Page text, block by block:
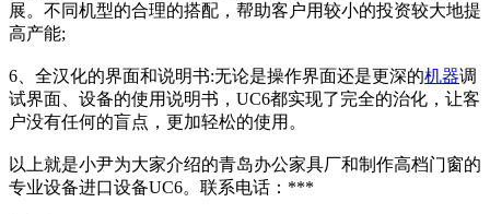
展。不同机型的合理的搭配，帮助客户用较小的投资较大地提
高产能;
6、全汉化的界面和说明书:无论是操作界面还是更深的机器调
试界面、设备的使用说明书，UC6都实现了完全的治化，让客
户没有任何的盲点，更加轻松的使用。
以上就是小尹为大家介绍的青岛办公家具厂和制作高档门窗的
专业设备进口设备UC6。联系电话：***